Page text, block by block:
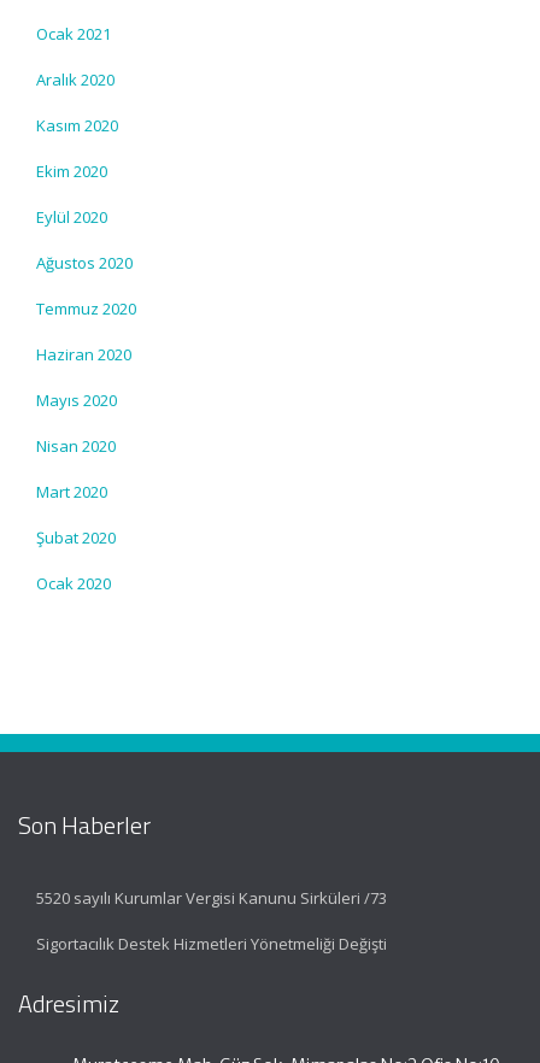
Ocak 2021
Aralık 2020
Kasım 2020
Ekim 2020
Eylül 2020
Ağustos 2020
Temmuz 2020
Haziran 2020
Mayıs 2020
Nisan 2020
Mart 2020
Şubat 2020
Ocak 2020
Son Haberler
5520 sayılı Kurumlar Vergisi Kanunu Sirküleri /73
Sigortacılık Destek Hizmetleri Yönetmeliği Değişti
Adresimiz